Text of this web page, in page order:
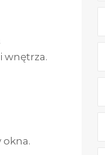
wnętrza.
okna.